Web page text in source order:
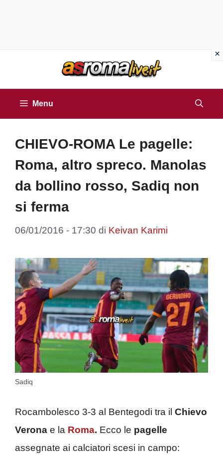
Menu
CHIEVO-ROMA Le pagelle:
Roma, altro spreco. Manolas
da bollino rosso, Sadiq non
si ferma
06/01/2016 - 17:30 di Keivan Karimi
Sadiq
Rocambolesco 3-3 al Bentegodi tra il Chievo
Verona e la Roma. Ecco le pagelle
assegnate ai calciatori scesi in campo: